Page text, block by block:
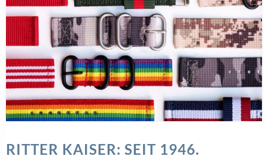
RITTER KAISER: SEIT 1946.